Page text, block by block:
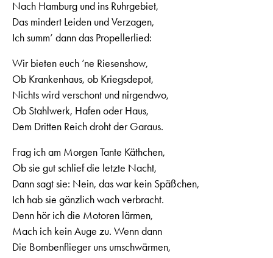
Nach Hamburg und ins Ruhrgebiet,
Das mindert Leiden und Verzagen,
Ich summ’ dann das Propellerlied:
Wir bieten euch ’ne Riesenshow,
Ob Krankenhaus, ob Kriegsdepot,
Nichts wird verschont und nirgendwo,
Ob Stahlwerk, Hafen oder Haus,
Dem Dritten Reich droht der Garaus.
Frag ich am Morgen Tante Käthchen,
Ob sie gut schlief die letzte Nacht,
Dann sagt sie: Nein, das war kein Späßchen,
Ich hab sie gänzlich wach verbracht.
Denn hör ich die Motoren lärmen,
Mach ich kein Auge zu. Wenn dann
Die Bombenflieger uns umschwärmen,